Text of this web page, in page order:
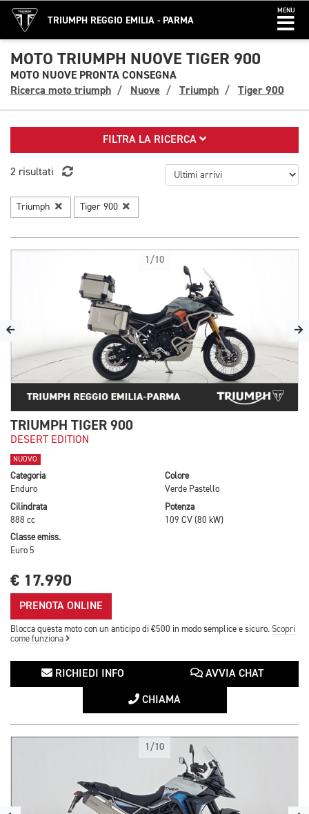
TRIUMPH REGGIO EMILIA - PARMA
MENU
MOTO TRIUMPH NUOVE TIGER 900
MOTO NUOVE PRONTA CONSEGNA
Ricerca moto triumph
Nuove Triumph Tiger 900
FILTRA LA RICERCA
2 risultati
Triumph Tiger 900
1/10
TRIUMPH TIGER 900
DESERT EDITION
NUOVO
Categoria
Enduro
Colore
Verde Pastello
Cilindrata
888 cc
Potenza
109 CV (80 kW)
Classe emiss.
Euro 5
€ 17.990
PRENOTA ONLINE
Blocca questa moto con un anticipo di €500 in modo semplice e sicuro. Scopri
come funziona
RICHIEDI INFO AVVIA CHAT
CHIAMA
1/10